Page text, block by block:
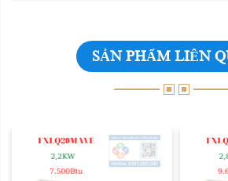
SẢN PHẨM LIÊN